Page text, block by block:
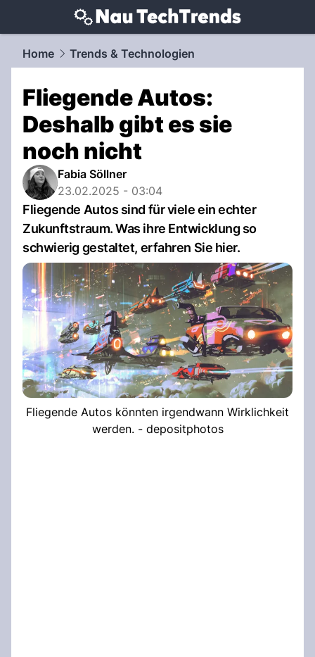
techtrends.NAU.ch
Home Trends & Technologien
Fliegende Autos:
Deshalb gibt es sie
noch nicht
Fabia Söllner
23.02.2025 - 03:04
Fliegende Autos sind für viele ein echter
Zukunftstraum. Was ihre Entwicklung so
schwierig gestaltet, erfahren Sie hier.
Fliegende Autos könnten irgendwann Wirklichkeit
werden. - depositphotos